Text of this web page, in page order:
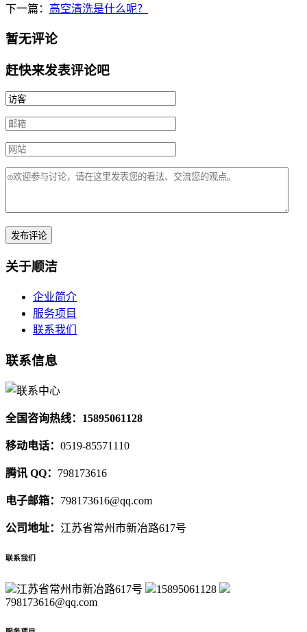
下一篇： 高空清洗是什么呢？
暂无评论
赶快来发表评论吧
关于顺洁
企业简介
服务项目
联系我们
联系信息
全国咨询热线：15895061128
移动电话： 0519-85571110
腾讯 QQ： 798173616
电子邮箱： 798173616@qq.com
公司地址： 江苏省常州市新冶路617号
联系我们
江苏省常州市新冶路617号
15895061128
798173616@qq.com